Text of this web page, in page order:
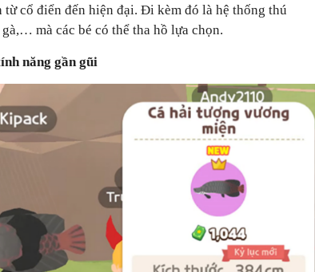
cổ điển đến hiện đại. Đi kèm đó là hệ thống thú
mà các bé có thể tha hồ lựa chọn.
năng gần gũi